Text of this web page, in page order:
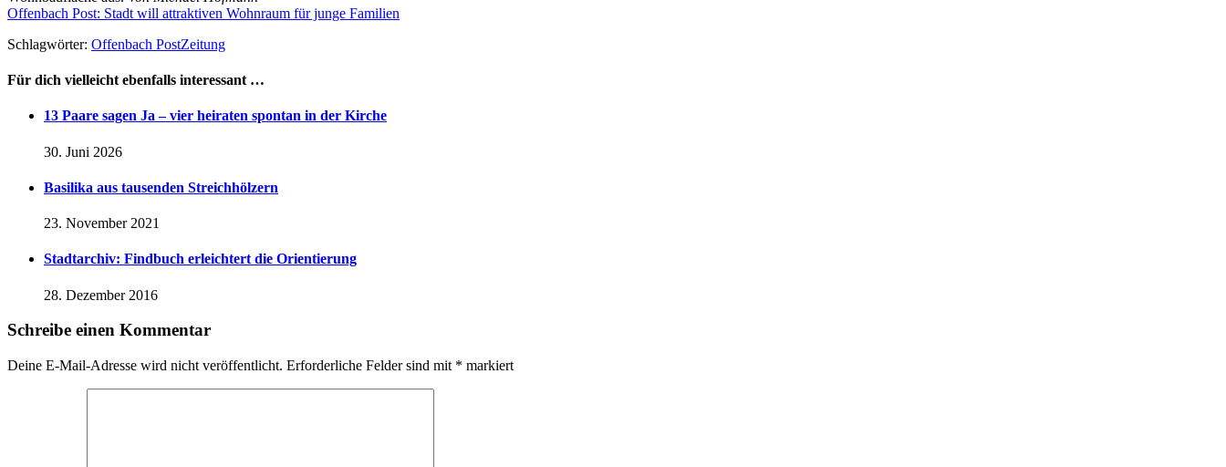
Offenbach Post: Stadt will attraktiven Wohnraum für junge Familien
Schlagwörter: Offenbach PostZeitung
Für dich vielleicht ebenfalls interessant …
13 Paare sagen Ja – vier heiraten spontan in der Kirche
30. Juni 2026
Basilika aus tausenden Streichhölzern
23. November 2021
Stadtarchiv: Findbuch erleichtert die Orientierung
28. Dezember 2016
Schreibe einen Kommentar
Deine E-Mail-Adresse wird nicht veröffentlicht. Erforderliche Felder sind mit * markiert